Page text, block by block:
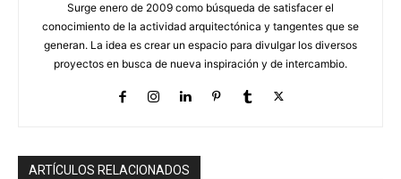
Surge enero de 2009 como búsqueda de satisfacer el
conocimiento de la actividad arquitectónica y tangentes que se
generan. La idea es crear un espacio para divulgar los diversos
proyectos en busca de nueva inspiración y de intercambio.
ARTÍCULOS RELACIONADOS